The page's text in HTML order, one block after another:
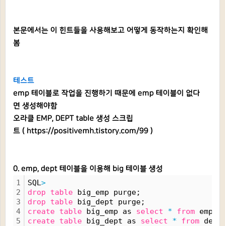
본문에서는 이 힌트들을 사용해보고 어떻게 동작하는지 확인해
봄
테스트
emp 테이블로 작업을 진행하기 때문에 emp 테이블이 없다
면 생성해야함
오라클 EMP, DEPT table 생성 스크립
트 ( https://positivemh.tistory.com/99 )
0. emp, dept 테이블을 이용해 big 테이블 생성
1
2
3
4
5
SQL>
drop
table big_emp purge;
drop
table big_dept purge;
create table big_emp as select * from emp
create table big_dept as select * from dept